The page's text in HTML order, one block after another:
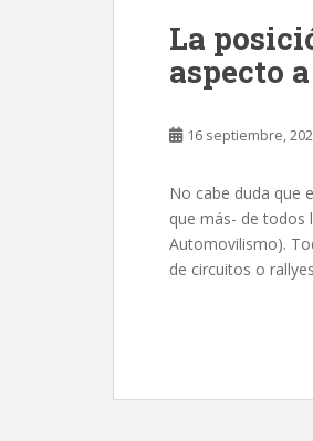
La
aspecto
16 septiembre,
No cabe duda que
que más- de todos
Automovilismo).
de circuitos o